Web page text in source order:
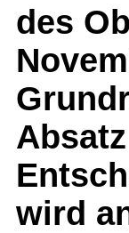
des
wird